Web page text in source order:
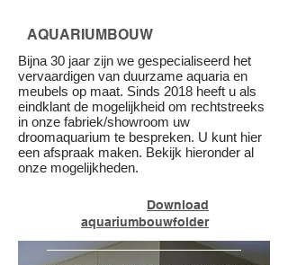
AQUARIUMBOUW
Bijna 30 jaar zijn we gespecialiseerd het
vervaardigen van duurzame aquaria en
meubels op maat. Sinds 2018 heeft u als
eindklant de mogelijkheid om rechtstreeks
in onze fabriek/showroom uw
droomaquarium te bespreken. U kunt hier
een afspraak maken. Bekijk hieronder al
onze mogelijkheden.
Download
aquariumbouwfolder